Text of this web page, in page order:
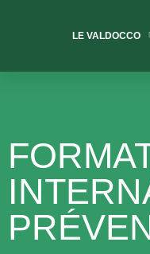
LE VALDOCCO